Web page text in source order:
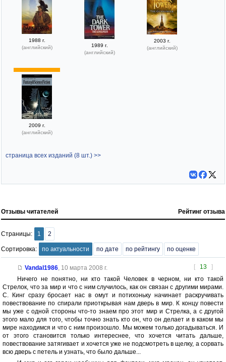
1988 г.
(английский)
1989 г.
(английский)
2003 г.
(английский)
2009 г.
(английский)
страница всех изданий (8 шт.) >>
Отзывы читателей Рейтинг отзыва
Страницы: 1 2
Сортировка: по актуальности по дате по рейтингу по оценке
[ 13 ]
Vandal1986, 10 марта 2008 г.
Ничего не понятно, ни кто такой Человек в черном, ни кто такой
Стрелок, что за мир и что с ним случилось, как он связан с другими мирами.
С. Кинг сразу бросает нас в омут и потихоньку начинает раскручивать
повествование по спирали приоткрывая нам дверь в мир. К концу повести
мы уже с одной стороны что-то знаем про этот мир и Стрелка, а с другой
этого мало для того, чтобы точно знать кто он, что он делает и в каком мы
мире находимся и что с ним произошло. Мы можем только догадываться. И
от этого становится только интереснее, что хочется читать дальше,
повествование затягивает и хочется уже не подсмотреть в щелку, а сорвать
всю дверь с петель и узнать, что было дальше...